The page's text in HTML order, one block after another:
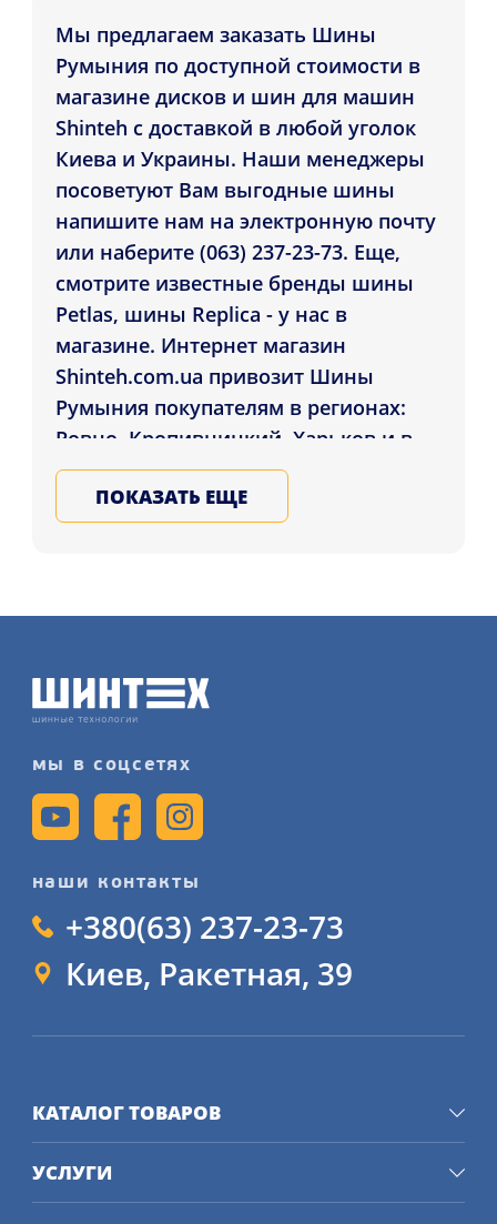
Мы предлагаем заказать Шины
Румыния по доступной стоимости в
магазине дисков и шин для машин
Shinteh с доставкой в любой уголок
Киева и Украины. Наши менеджеры
посоветуют Вам выгодные шины
напишите нам на электронную почту
или наберите (063) 237-23-73. Еще,
смотрите известные бренды шины
Petlas, шины Replica - у нас в
магазине. Интернет магазин
Shinteh.com.ua привозит Шины
Румыния покупателям в регионах:
Ровно, Кропивницкий, Харьков и в
любой город Украины. Подбирайте и
заказывайте зимние и летние шины
ПОКАЗАТЬ ЕЩЕ
мы в соцсетях
наши контакты
+380(63) 237-23-73
Киев, Ракетная, 39
КАТАЛОГ ТОВАРОВ
УСЛУГИ